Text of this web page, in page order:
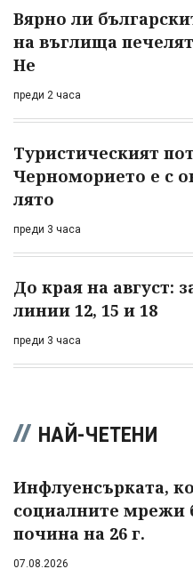
Вярно ли
на въглища
Не
преди 2 часа
Туристическият
Черноморието е с
лято
преди 3 часа
До края на август:
линии 12, 15 и 18
преди 3 часа
НАЙ-ЧЕТЕНИ
Инфлуенсърката,
социалните мрежи
почина на 26 г.
07.08.2026